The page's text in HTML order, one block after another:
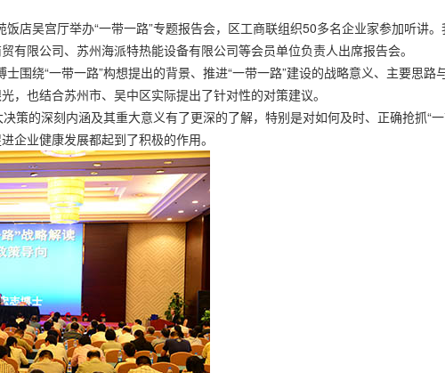
店吴宫厅举办“一带一路”专题报告会，区工商联组织50多名企业家参加听讲
有限公司、苏州海派特热能设备有限公司等会员单位负责人出席报告会。
围绕“一带一路”构想提出的背景、推进“一带一路”建设的战略意义、主要思
，也结合苏州市、吴中区实际提出了针对性的对策建议。
策的深刻内涵及其重大意义有了更深的了解，特别是对如何及时、正确抢抓“
企业健康发展都起到了积极的作用。